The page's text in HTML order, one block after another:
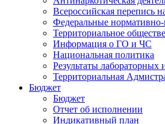
Всероссийская перепись
Федеральные
Территориальное
Информация о ГО и ЧС
Национальная политика
Результаты
Территориальная
Бюджет
Бюджет
Отчет об исполнении
Индикативный план